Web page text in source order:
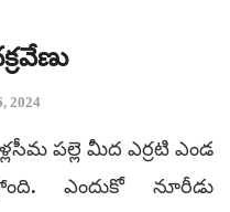
2024
పల్లె మీద ఎర్రటి ఎండ
ఎందుకో నూరీడు